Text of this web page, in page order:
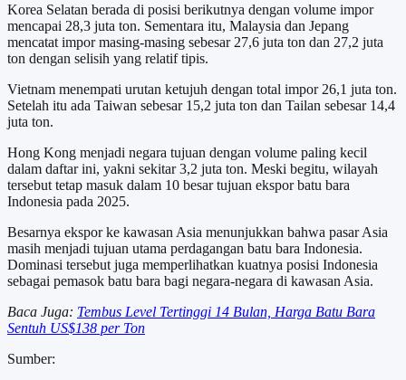
Korea Selatan berada di posisi berikutnya dengan volume impor
mencapai 28,3 juta ton. Sementara itu, Malaysia dan Jepang
mencatat impor masing-masing sebesar 27,6 juta ton dan 27,2 juta
ton dengan selisih yang relatif tipis.
Vietnam menempati urutan ketujuh dengan total impor 26,1 juta ton.
Setelah itu ada Taiwan sebesar 15,2 juta ton dan Tailan sebesar 14,4
juta ton.
Hong Kong menjadi negara tujuan dengan volume paling kecil
dalam daftar ini, yakni sekitar 3,2 juta ton. Meski begitu, wilayah
tersebut tetap masuk dalam 10 besar tujuan ekspor batu bara
Indonesia pada 2025.
Besarnya ekspor ke kawasan Asia menunjukkan bahwa pasar Asia
masih menjadi tujuan utama perdagangan batu bara Indonesia.
Dominasi tersebut juga memperlihatkan kuatnya posisi Indonesia
sebagai pemasok batu bara bagi negara-negara di kawasan Asia.
Baca Juga: Tembus Level Tertinggi 14 Bulan, Harga Batu Bara
Sentuh US$138 per Ton
Sumber: